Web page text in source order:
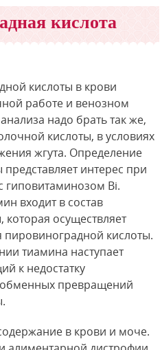
кислота
кислоты в крови
работе и венозном
надо брать так же,
кислоты, в условиях
жгута. Определение
интерес при
гиповитаминозом Bi.
входит в состав
осуществляет
кислоты.
тиамина наступает
к недостатку
превращений
в крови и моче.